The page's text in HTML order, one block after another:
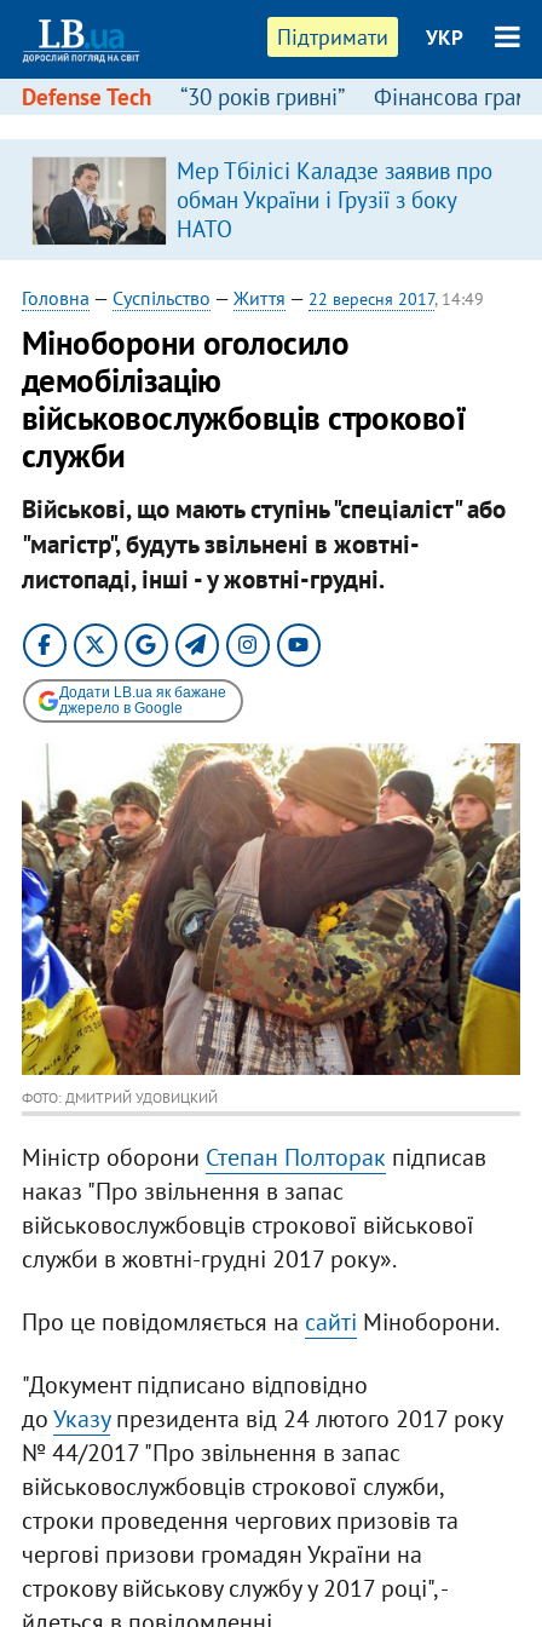
Підтримати УКР
Defense Tech “30 років гривні” Фінансова
Мер Тбілісі Каладзе заявив про
обман України і Грузії з боку
НАТО
Головна — Суспільство — Життя — 22 вересня 2017, 14:49
Міноборони оголосило
демобілізацію
військовослужбовців строкової
служби
Військові, що мають ступінь "спеціаліст" або
"магістр", будуть звільнені в жовтні-
листопаді, інші - у жовтні-грудні.
Додати LB.ua як бажане
джерело в Google
ФОТО: ДМИТРИЙ УДОВИЦКИЙ
Міністр оборони Степан Полторак підписав
наказ "Про звільнення в запас
військовослужбовців строкової військової
служби в жовтні-грудні 2017 року».
Про це повідомляється на сайті Міноборони.
"Документ підписано відповідно
доУказупрезидента від 24 лютого 2017 року
№ 44/2017 "Про звільнення в запас
військовослужбовців строкової служби,
строки проведення чергових призовів та
чергові призови громадян України на
строкову військову службу у 2017 році", -